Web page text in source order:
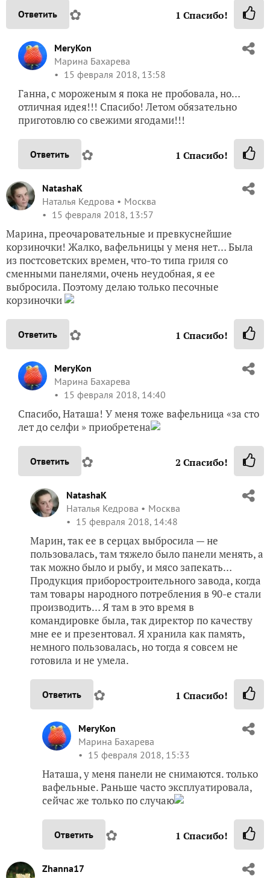
Ответить ✿ 1 Спасибо!
MeryKon
Марина Бахарева
15 февраля 2018, 13:58
Ганна, с мороженым я пока не пробовала, но…
отличная идея!!! Спасибо! Летом обязательно
приготовлю со свежими ягодами!!!
Ответить ✿ 1 Спасибо!
NatashaK
Наталья Кедрова
Москва
15 февраля 2018, 13:57
Марина, преочаровательные и превкуснейшие
корзиночки! Жалко, вафельницы у меня нет… Была
из постсоветских времен, что-то типа гриля со
сменными панелями, очень неудобная, я ее
выбросила. Поэтому делаю только песочные
корзиночки
Ответить ✿ 1 Спасибо!
MeryKon
Марина Бахарева
15 февраля 2018, 14:40
Спасибо, Наташа! У меня тоже вафельница «за сто
лет до селфи » приобретена
Ответить ✿ 2 Спасибо!
NatashaK
Наталья Кедрова
Москва
15 февраля 2018, 14:48
Марин, так ее в серцах выбросила — не
пользовалась, там тяжело было панели менять, а
так можно было и рыбу, и мясо запекать…
Продукция приборостроительного завода, когда
там товары народного потребления в 90-е стали
производить… Я там в это время в
командировке была, так директор по качеству
мне ее и презентовал. Я хранила как память,
немного пользовалась, но тогда я совсем не
готовила и не умела.
Ответить ✿ 1 Спасибо!
MeryKon
Марина Бахарева
15 февраля 2018, 15:33
Наташа, у меня панели не снимаются. только
вафельные. Раньше часто эксплуатировала,
сейчас же только по случаю
Ответить ✿ 1 Спасибо!
Zhanna17